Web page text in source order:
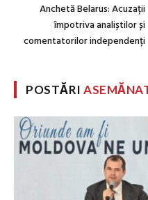
Anchetă Belarus: Acuzații
împotriva analiștilor și
comentatorilor independenți
POSTĂRI